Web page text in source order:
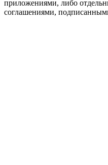
приложениями, либо
соглашениями,